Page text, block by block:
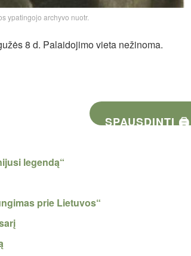
ypatingojo archyvo nuotr.
8 d. Palaidojimo vieta nežinoma.
SPAUSDINTI 🖨
legendą“
prie Lietuvos“